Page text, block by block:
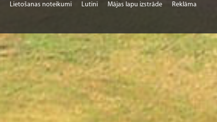
Lietošanas noteikumi Lutini Mājas lapu izstrāde Reklāma